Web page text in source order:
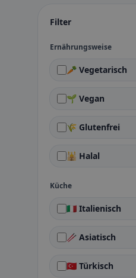
Filter
Ernährungsweise
🥕 Vegetarisch
🌱 Vegan
🌾 Glutenfrei
🕌 Halal
Küche
🇮🇹 Italienisch
🥢 Asiatisch
🇹🇷 Türkisch